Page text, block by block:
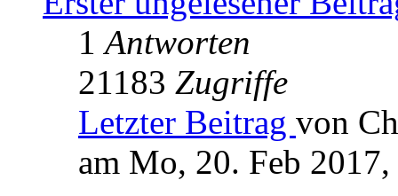
1Antworten
21183 Zugriffe
Letzter Beitrag von
am Mo, 20. Feb